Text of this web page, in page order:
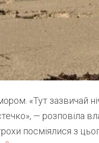
«Тут зазвичай
— розповіла
посміялися з